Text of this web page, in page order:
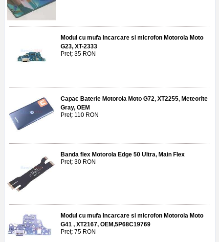
Modul cu mufa incarcare si microfon Motorola Moto
G23, XT-2333
Preţ: 35 RON
Capac Baterie Motorola Moto G72, XT2255, Meteorite
Gray, OEM
Preţ: 110 RON
Banda flex Motorola Edge 50 Ultra, Main Flex
Preţ: 30 RON
Modul cu mufa Incarcare si microfon Motorola Moto
G41 , XT2167, OEM,5P68C19769
Preţ: 75 RON